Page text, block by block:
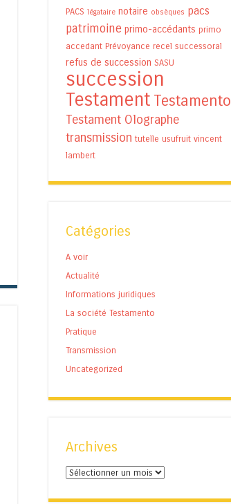
PACS légataire notaire obsèques pacs
patrimoine primo-accédants primo
accedant Prévoyance recel successoral
refus de succession SASU
succession
Testament Testamento
Testament Olographe
transmission tutelle usufruit vincent
lambert
Catégories
A voir
Actualité
Informations juridiques
La société Testamento
Pratique
Transmission
Uncategorized
Archives
Archives